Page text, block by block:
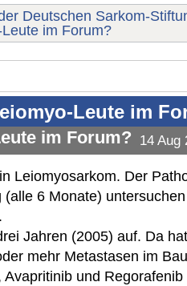
Deutschen Sarkom-
im Forum?
Leute im
im Forum? 14 Aug
Leiomyosarkom. Der
6 Monate)
Jahren (2005) auf. Da
mehr Metastasen im
und